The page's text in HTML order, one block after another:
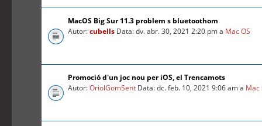
MacOS Big Sur 11.3 problem s bluetoothom
Autor:cubells Data: dv. abr. 30, 2021 2:20 pm a Mac OS
Promoció d'un joc nou per iOS, el Trencamots
Autor:OriolGomSent Data: dc. feb. 10, 2021 9:06 am a Mac